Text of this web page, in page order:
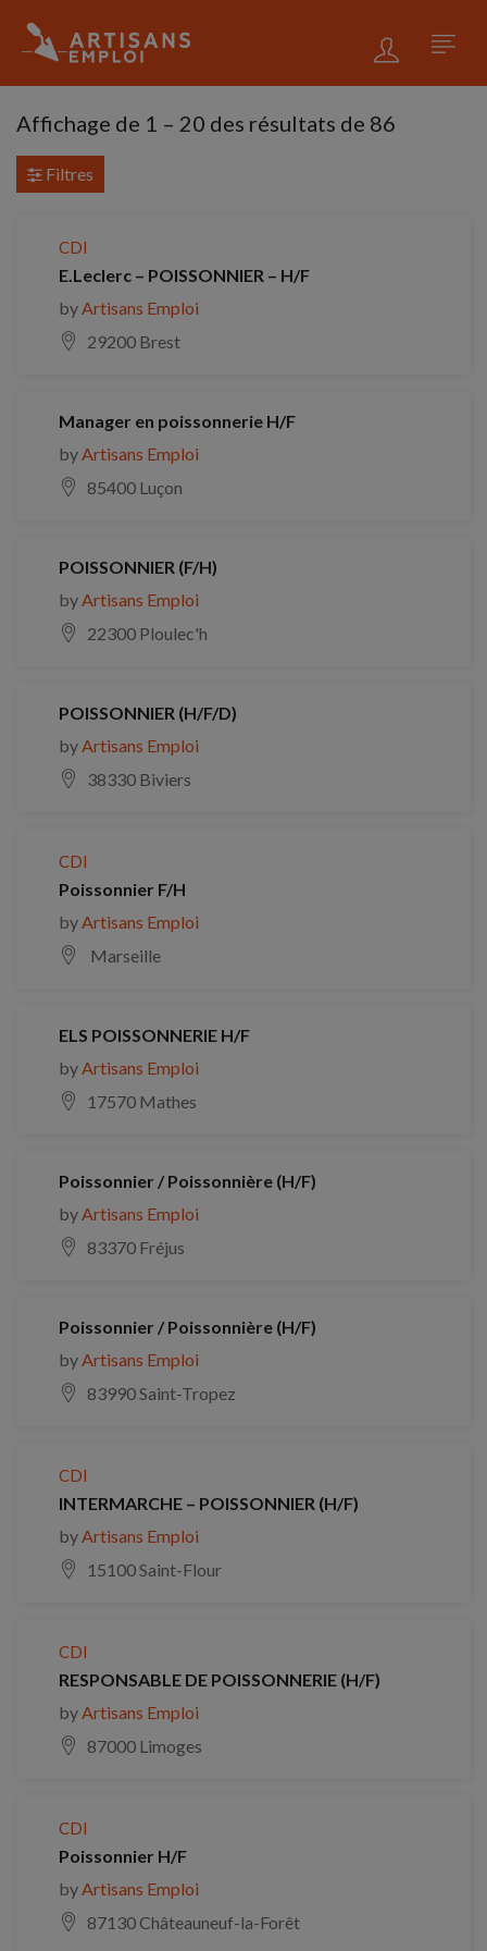
Affichage de 1 – 20 des résultats de 86
Filtres
CDI
E.Leclerc – POISSONNIER – H/F
byArtisans Emploi
29200 Brest
Manager en poissonnerie H/F
byArtisans Emploi
85400 Luçon
POISSONNIER (F/H)
byArtisans Emploi
22300 Ploulec'h
POISSONNIER (H/F/D)
byArtisans Emploi
38330 Biviers
CDI
Poissonnier F/H
byArtisans Emploi
Marseille
ELS POISSONNERIE H/F
byArtisans Emploi
17570 Mathes
Poissonnier / Poissonnière (H/F)
byArtisans Emploi
83370 Fréjus
Poissonnier / Poissonnière (H/F)
byArtisans Emploi
83990 Saint-Tropez
CDI
INTERMARCHE – POISSONNIER (H/F)
byArtisans Emploi
15100 Saint-Flour
CDI
RESPONSABLE DE POISSONNERIE (H/F)
byArtisans Emploi
87000 Limoges
CDI
Poissonnier H/F
byArtisans Emploi
87130 Châteauneuf-la-Forêt